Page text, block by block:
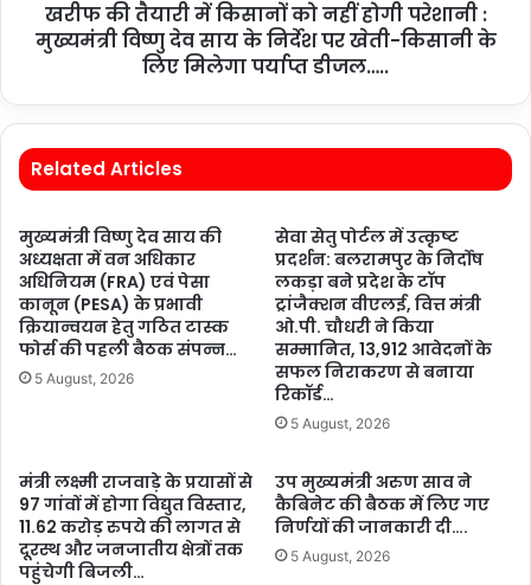
खरीफ की तैयारी में किसानों को नहीं होगी परेशानी :
मुख्यमंत्री विष्णु देव साय के निर्देश पर खेती-किसानी के
लिए मिलेगा पर्याप्त डीजल…..
Related Articles
मुख्यमंत्री विष्णु देव साय की
अध्यक्षता में वन अधिकार
अधिनियम (FRA) एवं पेसा
कानून (PESA) के प्रभावी
क्रियान्वयन हेतु गठित टास्क
फोर्स की पहली बैठक संपन्न…
5 August, 2026
सेवा सेतु पोर्टल में उत्कृष्ट
प्रदर्शन: बलरामपुर के निर्दोष
लकड़ा बने प्रदेश के टॉप
ट्रांजैक्शन वीएलई, वित्त मंत्री
ओ.पी. चौधरी ने किया
सम्मानित, 13,912 आवेदनों के
सफल निराकरण से बनाया
रिकॉर्ड…
5 August, 2026
मंत्री लक्ष्मी राजवाड़े के प्रयासों से
97 गांवों में होगा विद्युत विस्तार,
11.62 करोड़ रुपये की लागत से
दूरस्थ और जनजातीय क्षेत्रों तक
पहुंचेगी बिजली…
उप मुख्यमंत्री अरुण साव ने
कैबिनेट की बैठक में लिए गए
निर्णयों की जानकारी दी….
5 August, 2026